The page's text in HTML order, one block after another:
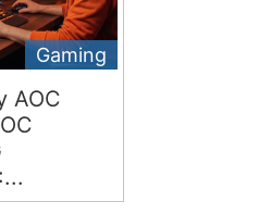
Gaming
AOC